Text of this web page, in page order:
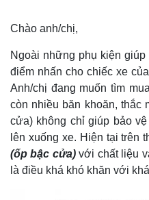
Chào anh/chị,
Ngoài những phụ kiện
điểm nhấn cho chiếc xe
Anh/chị đang muốn tìm
còn nhiều băn khoăn, thắc
cửa) không chỉ giúp bảo
lên xuống xe. Hiện tại
(ốp bậc cửa)với chất liệu
là điều khá khó khăn với